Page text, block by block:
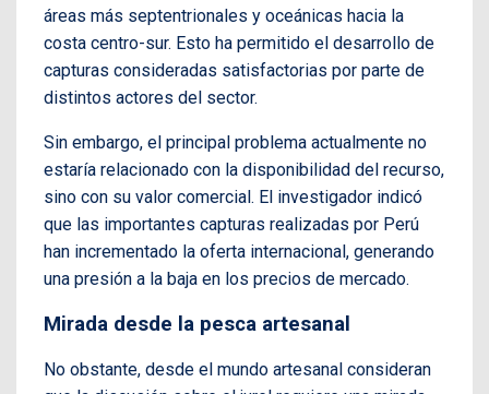
áreas más septentrionales y oceánicas hacia la
costa centro-sur. Esto ha permitido el desarrollo de
capturas consideradas satisfactorias por parte de
distintos actores del sector.
Sin embargo, el principal problema actualmente no
estaría relacionado con la disponibilidad del recurso,
sino con su valor comercial. El investigador indicó
que las importantes capturas realizadas por Perú
han incrementado la oferta internacional, generando
una presión a la baja en los precios de mercado.
Mirada desde la pesca artesanal
No obstante, desde el mundo artesanal consideran